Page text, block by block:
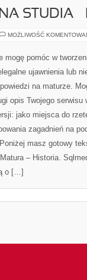
STUDIA
MOŻLIWOŚĆ
mogę pomóc w
ujawnienia lub
na maturze.
opis Twojego
jako miejsca do
zagadnień na
masz gotowy
– Historia.
o […]